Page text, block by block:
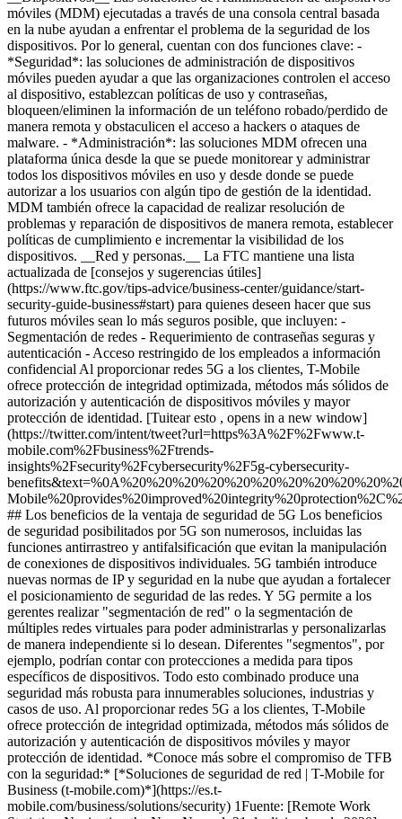
móviles (MDM) ejecutadas a través de una consola central basada
en la nube ayudan a enfrentar el problema de la seguridad de los
dispositivos. Por lo general, cuentan con dos funciones clave: -
*Seguridad*: las soluciones de administración de dispositivos
móviles pueden ayudar a que las organizaciones controlen el acceso
al dispositivo, establezcan políticas de uso y contraseñas,
bloqueen/eliminen la información de un teléfono robado/perdido de
manera remota y obstaculicen el acceso a hackers o ataques de
malware. - *Administración*: las soluciones MDM ofrecen una
plataforma única desde la que se puede monitorear y administrar
todos los dispositivos móviles en uso y desde donde se puede
autorizar a los usuarios con algún tipo de gestión de la identidad.
MDM también ofrece la capacidad de realizar resolución de
problemas y reparación de dispositivos de manera remota, establecer
políticas de cumplimiento e incrementar la visibilidad de los
dispositivos. __Red y personas.__ La FTC mantiene una lista
actualizada de [consejos y sugerencias útiles]
(https://www.ftc.gov/tips-advice/business-center/guidance/start-
security-guide-business#start) para quienes deseen hacer que sus
futuros móviles sean lo más seguros posible, que incluyen: -
Segmentación de redes - Requerimiento de contraseñas seguras y
autenticación - Acceso restringido de los empleados a información
confidencial Al proporcionar redes 5G a los clientes, T-Mobile
ofrece protección de integridad optimizada, métodos más sólidos de
autorización y autenticación de dispositivos móviles y mayor
protección de identidad. [Tuitear esto , opens in a new window]
(https://twitter.com/intent/tweet?url=https%3A%2F%2Fwww.t-
mobile.com%2Fbusiness%2Ftrends-
insights%2Fsecurity%2Fcybersecurity%2F5g-cybersecurity-
## Los beneficios de la ventaja de seguridad de 5G Los beneficios
de seguridad posibilitados por 5G son numerosos, incluidas las
funciones antirrastreo y antifalsificación que evitan la manipulación
de conexiones de dispositivos individuales. 5G también introduce
nuevas normas de IP y seguridad en la nube que ayudan a fortalecer
el posicionamiento de seguridad de las redes. Y 5G permite a los
gerentes realizar "segmentación de red" o la segmentación de
múltiples redes virtuales para poder administrarlas y personalizarlas
de manera independiente si lo desean. Diferentes "segmentos", por
ejemplo, podrían contar con protecciones a medida para tipos
específicos de dispositivos. Todo esto combinado produce una
seguridad más robusta para innumerables soluciones, industrias y
casos de uso. Al proporcionar redes 5G a los clientes, T-Mobile
ofrece protección de integridad optimizada, métodos más sólidos de
autorización y autenticación de dispositivos móviles y mayor
protección de identidad. *Conoce más sobre el compromiso de TFB
con la seguridad:* [*Soluciones de seguridad de red | T-Mobile for
Business (t-mobile.com)*](https://es.t-
mobile.com/business/solutions/security) 1Fuente: [Remote Work